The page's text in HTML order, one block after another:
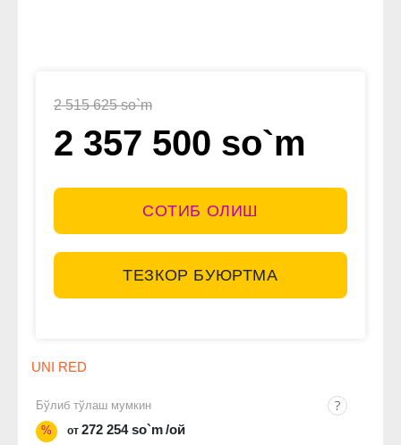
2 515 625 so`m
2 357 500 so`m
СОТИБ ОЛИШ
ТЕЗКОР БУЮРТМА
UNI RED
Бўлиб тўлаш мумкин
%
от 272 254 so`m/ой